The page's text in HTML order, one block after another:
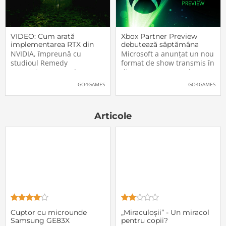
Urmăriți în
VIDEO: Cum arată
implementarea RTX din
Alan Wake II
NVIDIA, împreună cu
studioul Remedy
Entertainment, au lansat
un nou clip video dedicat
secvențele de mai jos,
GO4GAMES
Xbox Partner Preview
debutează săptămâna
aceasta. Când și unde va
putea fi vizionat
Microsoft a anunțat un nou
format de show transmis în
direct pe Internet: Xbox
Partner Preview, primul
cu 20:00 (ora României).
Show-ul va putea […]The
GO4GAMES
Articole
Cuptor cu microunde
Samsung GE83X
„Miraculoșii” - Un miracol
pentru copii?